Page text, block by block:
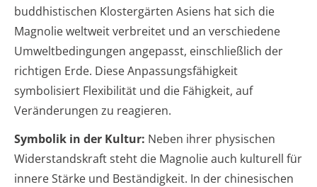
buddhistischen Klostergärten Asiens hat sich die
Magnolie weltweit verbreitet und an verschiedene
Umweltbedingungen angepasst, einschließlich der
richtigen Erde. Diese Anpassungsfähigkeit
symbolisiert Flexibilität und die Fähigkeit, auf
Veränderungen zu reagieren.
Symbolik in der Kultur: Neben ihrer physischen
Widerstandskraft steht die Magnolie auch kulturell für
innere Stärke und Beständigkeit. In der chinesischen